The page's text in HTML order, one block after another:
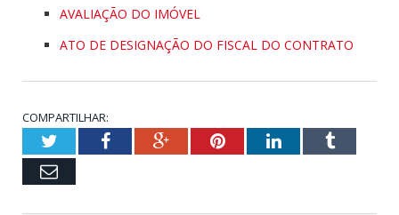
AVALIAÇÃO DO IMÓVEL
ATO DE DESIGNAÇÃO DO FISCAL DO CONTRATO
COMPARTILHAR:
TwitterFacebookGoogle+PinterestLinkedInTumblr
Email